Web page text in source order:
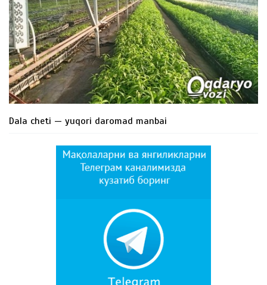
Dala cheti — yuqori daromad manbai